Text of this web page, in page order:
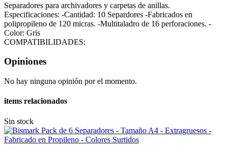
Separadores para archivadores y carpetas de anillas.
Especificaciones: -Cantidad: 10 Separdores -Fabricados en
polipropileno de 120 micras. -Multitaladro de 16 perforaciones. -
Color: Gris
COMPATIBILIDADES:
Opiniones
No hay ninguna opinión por el momento.
items relacionados
Sin stock